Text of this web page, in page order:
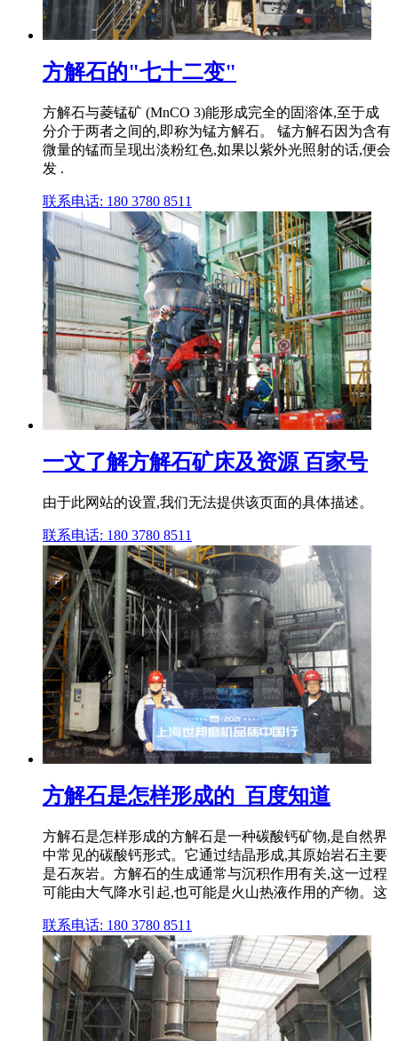
方解石的"七十二变"
方解石与菱锰矿 (MnCO 3)能形成完全的固溶体,至于成
分介于两者之间的,即称为锰方解石。 锰方解石因为含有
微量的锰而呈现出淡粉红色,如果以紫外光照射的话,便会
发 .
联系电话: 180 3780 8511
一文了解方解石矿床及资源 百家号
由于此网站的设置,我们无法提供该页面的具体描述。
联系电话: 180 3780 8511
方解石是怎样形成的_百度知道
方解石是怎样形成的方解石是一种碳酸钙矿物,是自然界
中常见的碳酸钙形式。它通过结晶形成,其原始岩石主要
是石灰岩。方解石的生成通常与沉积作用有关,这一过程
可能由大气降水引起,也可能是火山热液作用的产物。这
联系电话: 180 3780 8511